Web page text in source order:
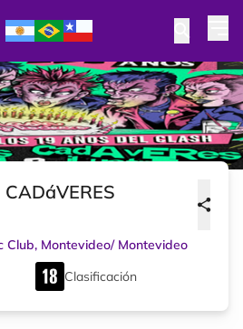
Club, Montevideo/ Montevideo
Clasificación